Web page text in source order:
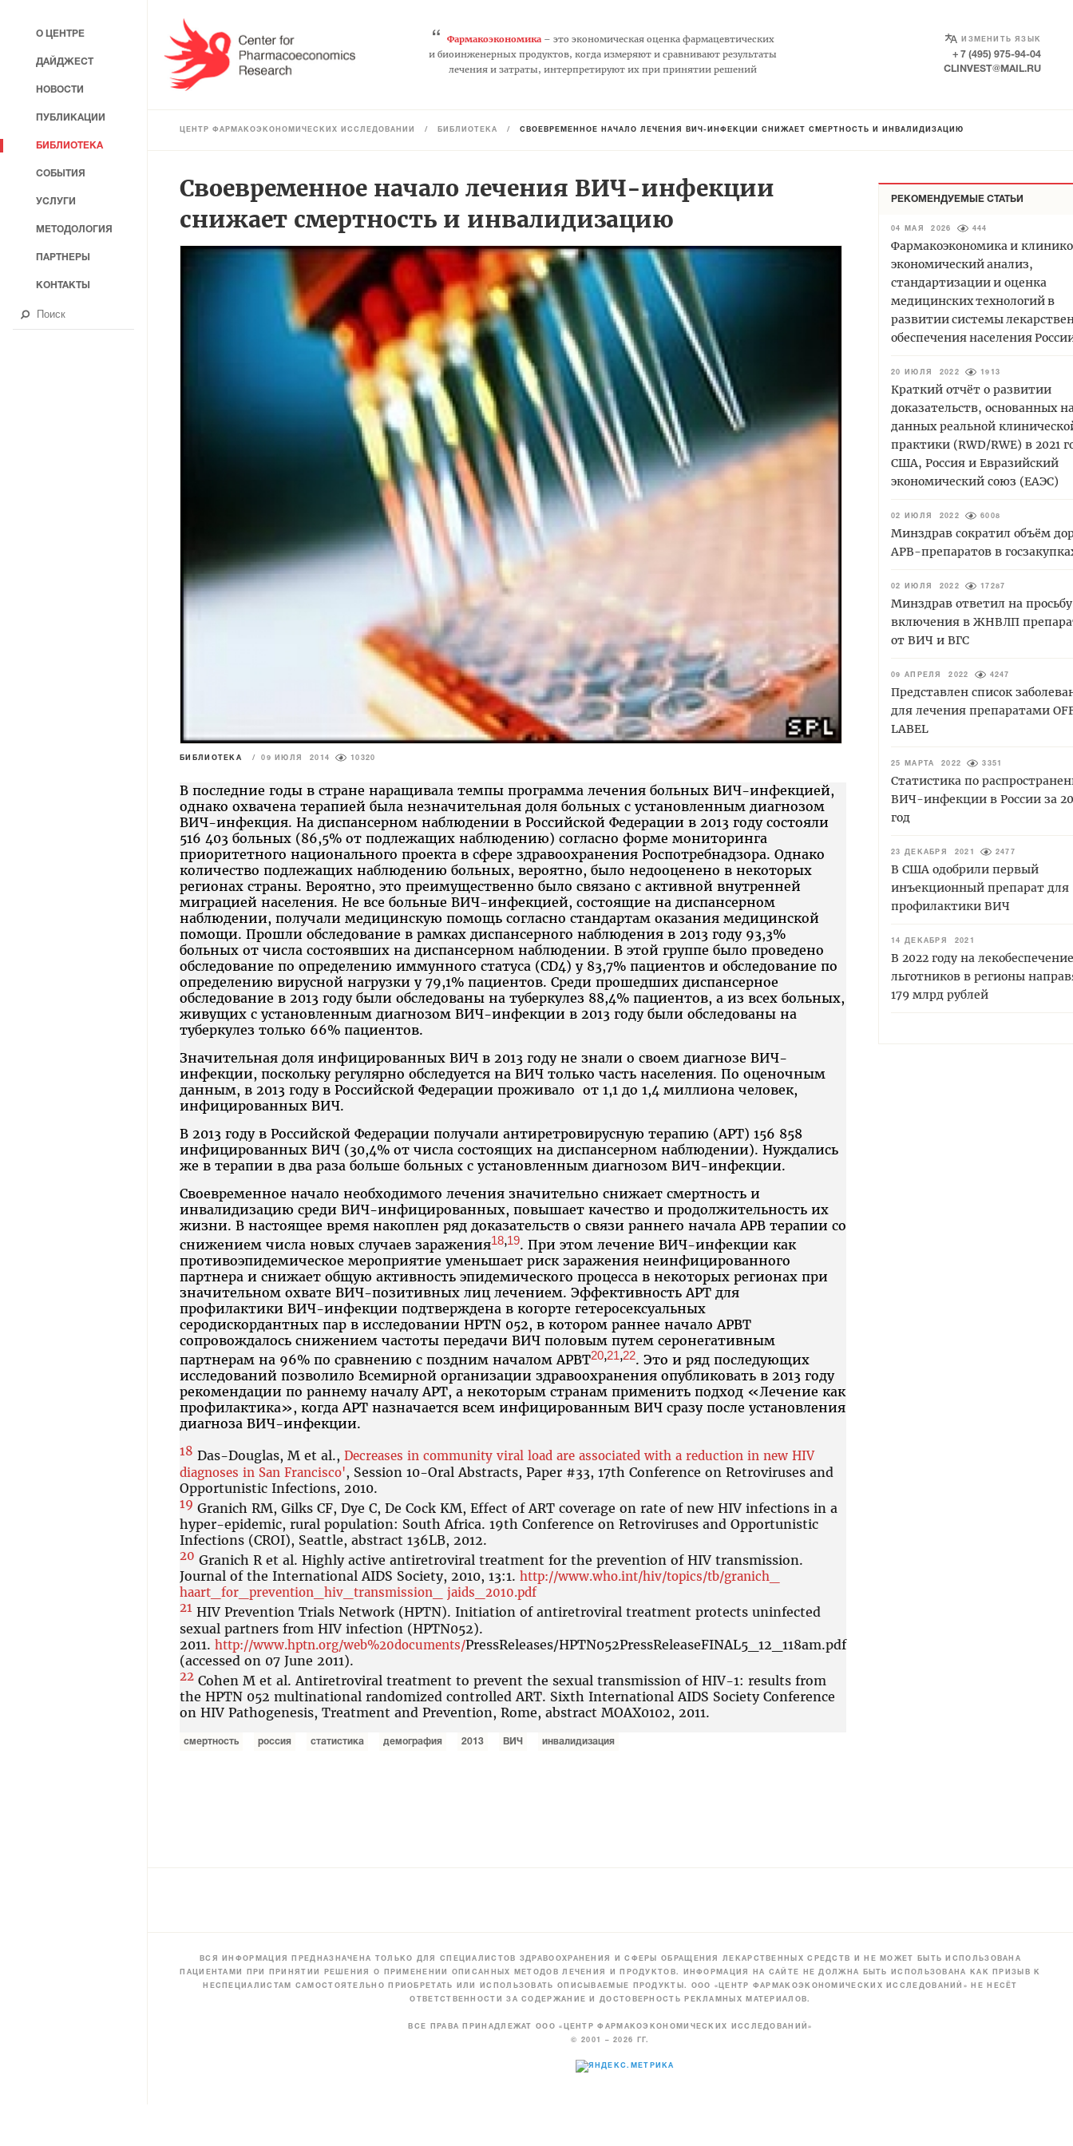
“ Фармакоэкономика– это экономическая оценка фармацевтических
и биоинженерных продуктов, когда измеряют и сравнивают результаты
лечения и затраты, интерпретируют их при принятии решений
ИЗМЕНИТЬ ЯЗЫК
SELECT LANGUAGE
+ 7 (495) 975-94-04
CLINVEST@MAIL.RU
ЦЕНТР ФАРМАКОЭКОНОМИЧЕСКИХ ИССЛЕДОВАНИЙ / БИБЛИОТЕКА / СВОЕВРЕМЕННОЕ НАЧАЛО ЛЕЧЕНИЯ ВИЧ-ИНФЕКЦИИ СНИЖАЕТ СМЕРТНОСТЬ И ИНВАЛИДИЗАЦИЮ
Своевременное начало лечения ВИЧ-инфекции
снижает смертность и инвалидизацию
БИБЛИОТЕКА / 09 ИЮЛЯ 2014 10320
В последние годы в стране наращивала темпы программа лечения больных ВИЧ-инфекцией,
однако охвачена терапией была незначительная доля больных с установленным диагнозом
ВИЧ-инфекция. На диспансерном наблюдении в Российской Федерации в 2013 году состояли
516 403 больных (86,5% от подлежащих наблюдению) согласно форме мониторинга
приоритетного национального проекта в сфере здравоохранения Роспотребнадзора. Однако
количество подлежащих наблюдению больных, вероятно, было недооценено в некоторых
регионах страны. Вероятно, это преимущественно было связано с активной внутренней
миграцией населения. Не все больные ВИЧ-инфекцией, состоящие на диспансерном
наблюдении, получали медицинскую помощь согласно стандартам оказания медицинской
помощи. Прошли обследование в рамках диспансерного наблюдения в 2013 году 93,3%
больных от числа состоявших на диспансерном наблюдении. В этой группе было проведено
обследование по определению иммунного статуса (СD4) у 83,7% пациентов и обследование по
определению вирусной нагрузки у 79,1% пациентов. Среди прошедших диспансерное
обследование в 2013 году были обследованы на туберкулез 88,4% пациентов, а из всех больных,
живущих с установленным диагнозом ВИЧ-инфекции в 2013 году были обследованы на
туберкулез только 66% пациентов.
Значительная доля инфицированных ВИЧ в 2013 году не знали о своем диагнозе ВИЧ-
инфекции, поскольку регулярно обследуется на ВИЧ только часть населения. По оценочным
данным, в 2013 году в Российской Федерации проживало от 1,1 до 1,4 миллиона человек,
инфицированных ВИЧ.
В 2013 году в Российской Федерации получали антиретровирусную терапию (АРТ) 156 858
инфицированных ВИЧ (30,4% от числа состоящих на диспансерном наблюдении). Нуждались
же в терапии в два раза больше больных с установленным диагнозом ВИЧ-инфекции.
Своевременное начало необходимого лечения значительно снижает смертность и
инвалидизацию среди ВИЧ-инфицированных, повышает качество и продолжительность их
жизни. В настоящее время накоплен ряд доказательств о связи раннего начала АРВ терапии со
снижением числа новых случаев заражения18,19. При этом лечение ВИЧ-инфекции как
противоэпидемическое мероприятие уменьшает риск заражения неинфицированного
партнера и снижает общую активность эпидемического процесса в некоторых регионах при
значительном охвате ВИЧ-позитивных лиц лечением. Эффективность АРТ для
профилактики ВИЧ-инфекции подтверждена в когорте гетеросексуальных
серодискордантных пар в исследовании HPTN 052, в котором раннее начало АРВТ
сопровождалось снижением частоты передачи ВИЧ половым путем серонегативным
партнерам на 96% по сравнению с поздним началом АРВТ20,21,22. Это и ряд последующих
исследований позволило Всемирной организации здравоохранения опубликовать в 2013 году
рекомендации по раннему началу АРТ, а некоторым странам применить подход «Лечение как
профилактика», когда АРТ назначается всем инфицированным ВИЧ сразу после установления
диагноза ВИЧ-инфекции.
18 Das-Douglas, M et al., Decreases in community viral load are associated with a reduction in new HIV
diagnoses in San Francisco', Session 10-Oral Abstracts, Paper #33, 17th Conference on Retroviruses and
Opportunistic Infections, 2010.
19 Granich RM, Gilks CF, Dye C, De Cock KM, Effect of ART coverage on rate of new HIV infections in a
hyper-epidemic, rural population: South Africa. 19th Conference on Retroviruses and Opportunistic
Infections (CROI), Seattle, abstract 136LB, 2012.
20 Granich R et al. Highly active antiretroviral treatment for the prevention of HIV transmission.
Journal of the International AIDS Society, 2010, 13:1. http://www.who.int/hiv/topics/tb/granich_
haart_for_prevention_hiv_transmission_ jaids_2010.pdf
21 HIV Prevention Trials Network (HPTN). Initiation of antiretroviral treatment protects uninfected
sexual partners from HIV infection (HPTN052).
2011. http://www.hptn.org/web%20documents/PressReleases/HPTN052PressReleaseFINAL5_12_118am.pdf
(accessed on 07 June 2011).
22 Cohen M et al. Antiretroviral treatment to prevent the sexual transmission of HIV-1: results from
the HPTN 052 multinational randomized controlled ART. Sixth International AIDS Society Conference
on HIV Pathogenesis, Treatment and Prevention, Rome, abstract MOAX0102, 2011.
смертность россия статистика демография 2013 ВИЧ инвалидизация
РЕКОМЕНДУЕМЫЕ СТАТЬИ
04 МАЯ 2026 444
Фармакоэкономика и
экономический анализ,
стандартизации и оценка
медицинских технологий в
развитии системы
обеспечения населения
20 ИЮЛЯ 2022 1913
Краткий отчёт о развитии
доказательств, основанных
данных реальной
практики (RWD/RWE) в 2021
США, Россия и Евразийский
экономический союз (ЕАЭС)
02 ИЮЛЯ 2022 6008
Минздрав сократил объём
АРВ-препаратов в
02 ИЮЛЯ 2022 17287
Минздрав ответил на
включения в ЖНВЛП
от ВИЧ и ВГС
09 АПРЕЛЯ 2022 4247
Представлен список
для лечения препаратами
LABEL
25 МАРТА 2022 3351
Статистика по
ВИЧ-инфекции в России за
год
23 ДЕКАБРЯ 2021 2477
В США одобрили первый
инъекционный препарат для
профилактики ВИЧ
14 ДЕКАБРЯ 2021
В 2022 году на лекобеспечение
льготников в регионы
179 млрд рублей
ВСЯ ИНФОРМАЦИЯ ПРЕДНАЗНАЧЕНА ТОЛЬКО ДЛЯ СПЕЦИАЛИСТОВ ЗДРАВООХРАНЕНИЯ И СФЕРЫ ОБРАЩЕНИЯ ЛЕКАРСТВЕННЫХ СРЕДСТВ И НЕ МОЖЕТ БЫТЬ ИСПОЛЬЗОВАНА
ПАЦИЕНТАМИ ПРИ ПРИНЯТИИ РЕШЕНИЯ О ПРИМЕНЕНИИ ОПИСАННЫХ МЕТОДОВ ЛЕЧЕНИЯ И ПРОДУКТОВ. ИНФОРМАЦИЯ НА САЙТЕ НЕ ДОЛЖНА БЫТЬ ИСПОЛЬЗОВАНА КАК ПРИЗЫВ К
НЕСПЕЦИАЛИСТАМ САМОСТОЯТЕЛЬНО ПРИОБРЕТАТЬ ИЛИ ИСПОЛЬЗОВАТЬ ОПИСЫВАЕМЫЕ ПРОДУКТЫ. ООО «ЦЕНТР ФАРМАКОЭКОНОМИЧЕСКИХ ИССЛЕДОВАНИЙ» НЕ НЕСЁТ
ОТВЕТСТВЕННОСТИ ЗА СОДЕРЖАНИЕ И ДОСТОВЕРНОСТЬ РЕКЛАМНЫХ МАТЕРИАЛОВ.
ВСЕ ПРАВА ПРИНАДЛЕЖАТ ООО «ЦЕНТР ФАРМАКОЭКОНОМИЧЕСКИХ ИССЛЕДОВАНИЙ»
© 2001 – 2026 ГГ.
О ЦЕНТРЕ
ДАЙДЖЕСТ
НОВОСТИ
ПУБЛИКАЦИИ
БИБЛИОТЕКА
СОБЫТИЯ
УСЛУГИ
МЕТОДОЛОГИЯ
ПАРТНЕРЫ
КОНТАКТЫ